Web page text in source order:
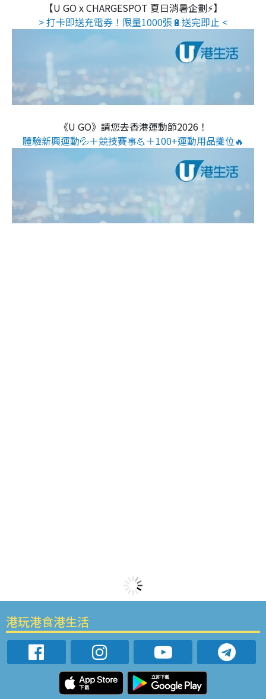
【U GO x CHARGESPOT 夏日消暑企劃⚡】
> 打卡即送充電券！限量1000張🔋送完即止 <
《U GO》請您去香港運動節2026！
體驗新興運動💦＋競技賽事💪＋100+運動用品攤位🔥
港玩港食港生活